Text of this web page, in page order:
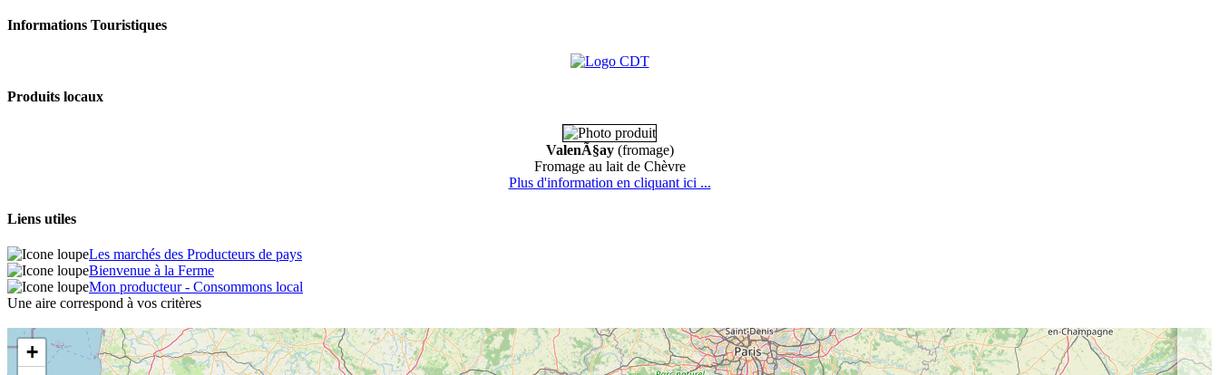
Informations Touristiques
Produits locaux
ValenÃ§ay(fromage)
Fromage au lait de Chèvre
Plus d'information en cliquant ici ...
Liens utiles
Les marchés des Producteurs de pays
Bienvenue à la Ferme
Mon producteur - Consommons local
Une aire correspond à vos critères
+